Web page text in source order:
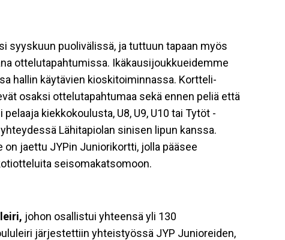
syyskuun puolivälissä, ja tuttuun tapaan myös
ottelutapahtumissa. Ikäkausijoukkueidemme
hallin käytävien kioskitoiminnassa. Kortteli-
osaksi ottelutapahtumaa sekä ennen peliä että
kiekkokoulusta, U8, U9, U10 tai Tytöt -
Lähitapiolan sinisen lipun kanssa.
jaettu JYPin Juniorikortti, jolla pääsee
seisomakatsomoon.
johon osallistui yhteensä yli 130
järjestettiin yhteistyössä JYP Junioreiden,